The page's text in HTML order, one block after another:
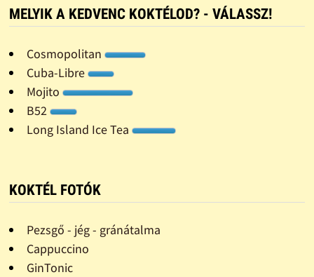
MELYIK A KEDVENC KOKTÉLOD? - VÁLASSZ!
Cosmopolitan
Cuba-Libre
Mojito
B52
Long Island Ice Tea
KOKTÉL FOTÓK
Pezsgő - jég - gránátalma
Cappuccino
GinTonic